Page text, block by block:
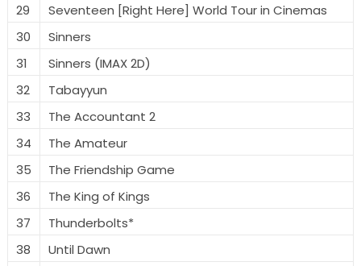
29
Seventeen [Right Here] World Tour in Cinemas
30
Sinners
31
Sinners (IMAX 2D)
32
Tabayyun
33
The Accountant 2
34
The Amateur
35
The Friendship Game
36
The King of Kings
37
Thunderbolts*
38
Until Dawn